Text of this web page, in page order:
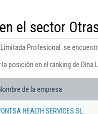
en el sector
Profesional. se
posición en el ranking de
de la empresa
HEALTH SERVICES SL.